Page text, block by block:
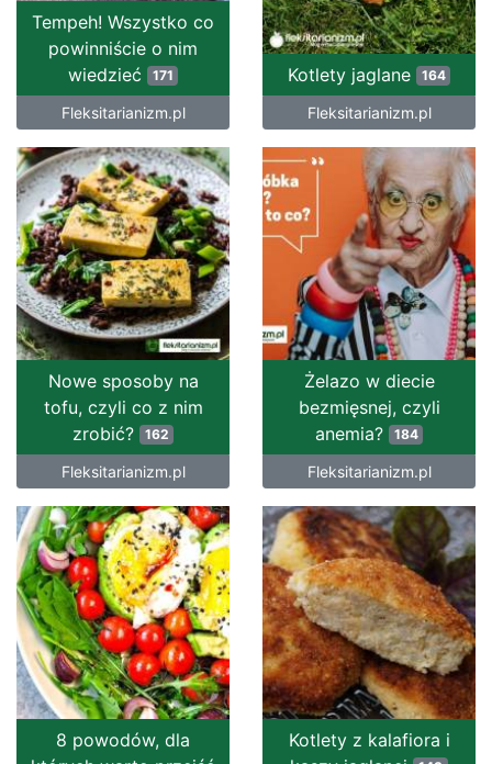
Tempeh! Wszystko co
powinniście o nim
wiedzieć
171
Fleksitarianizm.pl
Kotlety jaglane 164
Fleksitarianizm.pl
Nowe sposoby na
tofu, czyli co z nim
zrobić?
162
Fleksitarianizm.pl
Żelazo w diecie
bezmięsnej, czyli
anemia?
184
Fleksitarianizm.pl
8 powodów, dla
Kotlety z kalafiora i